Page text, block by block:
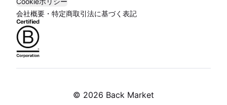
会社概要・特定商取引法に基づく表記
© 2026 Back Market